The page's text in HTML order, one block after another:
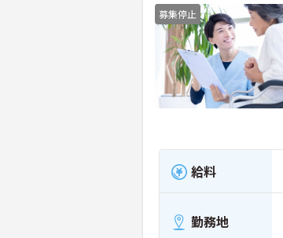
募集停止
給料
勤務地